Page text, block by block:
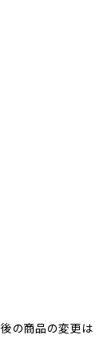
の商品の変更は